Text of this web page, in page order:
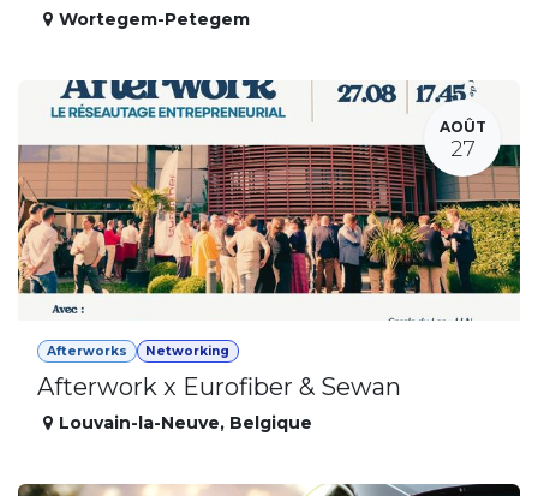
Wortegem-Petegem
AOÛT
27
Afterworks Networking
Afterwork x Eurofiber & Sewan
Louvain-la-Neuve, Belgique